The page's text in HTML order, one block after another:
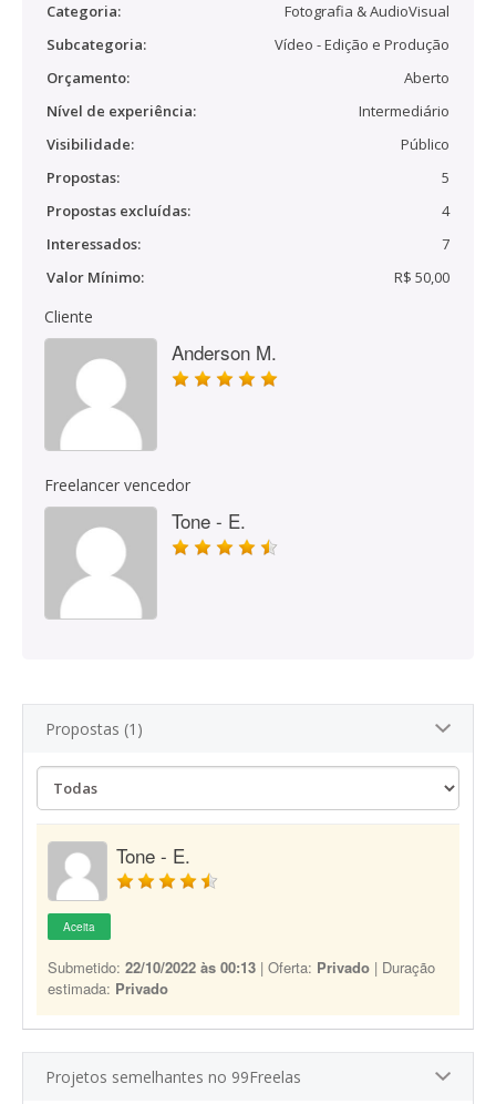
Categoria:
Fotografia & AudioVisual
Subcategoria:
Vídeo - Edição e Produção
Orçamento:
Aberto
Nível de experiência:
Intermediário
Visibilidade:
Público
Propostas:
5
Propostas excluídas:
4
Interessados:
7
Valor Mínimo:
R$ 50,00
Cliente
Anderson M.
Freelancer vencedor
Tone - E.
Propostas (1)
Tone - E.
Aceita
Submetido: 22/10/2022 às 00:13 | Oferta: Privado | Duração
estimada: Privado
Projetos semelhantes no 99Freelas